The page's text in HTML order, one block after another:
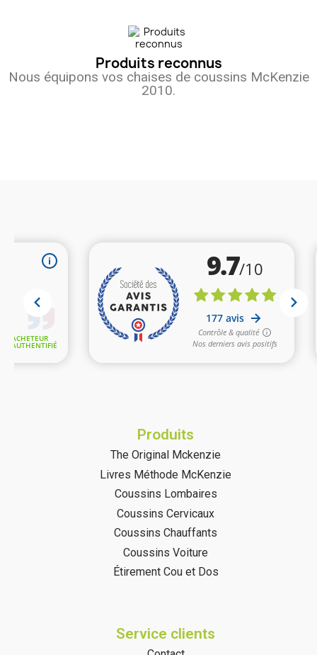
Produits reconnus
Nous équipons vos chaises de coussins McKenzie
2010.
Produits
The Original Mckenzie
Livres Méthode McKenzie
Coussins Lombaires
Coussins Cervicaux
Coussins Chauffants
Coussins Voiture
Étirement Cou et Dos
Service clients